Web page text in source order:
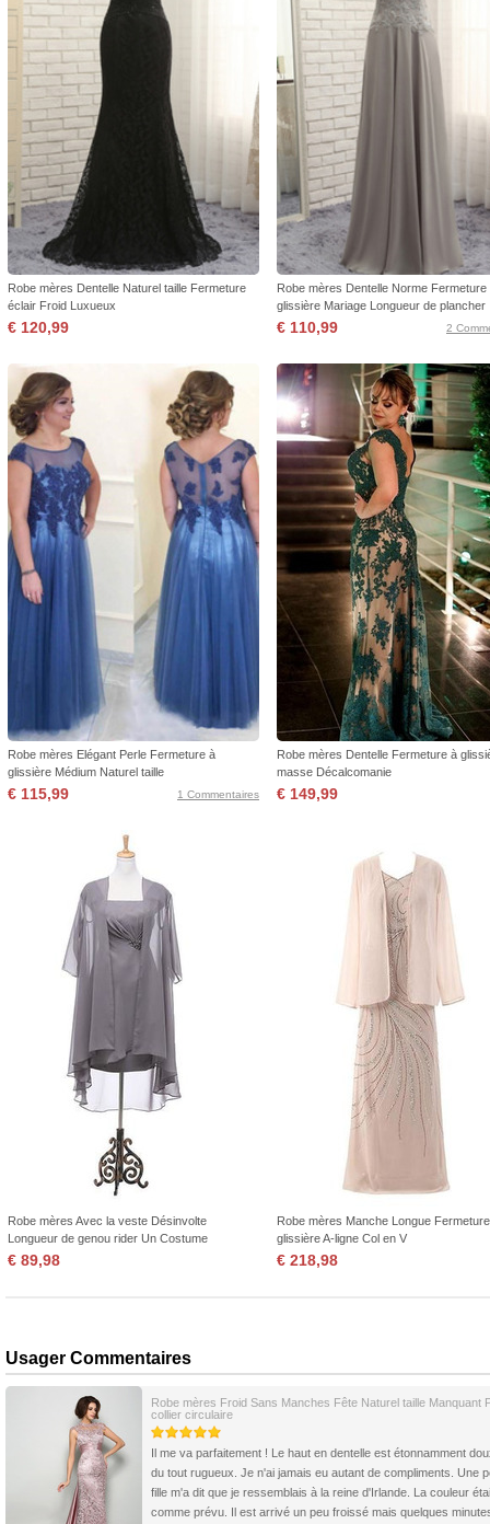
Robe mères Dentelle Naturel taille Fermeture
éclair Froid Luxueux
€ 120,99
Robe mères Dentelle Norme Fermeture
glissière Mariage Longueur de plancher
€ 110,99 2
Robe mères Elégant Perle Fermeture à
glissière Médium Naturel taille
€ 115,99 1 Commentaires
Robe mères Dentelle Fermeture à
masse Décalcomanie
€ 149,99
Robe mères Avec la veste Désinvolte
Longueur de genou rider Un Costume
€ 89,98
Robe mères Manche Longue
glissière A-ligne Col en V
€ 218,98
Usager Commentaires
Robe mères Froid Sans Manches Fête Naturel taille Manquant
collier circulaire
Il me va parfaitement ! Le haut en dentelle est étonnamment
du tout rugueux. Je n'ai jamais eu autant de compliments. Une
fille m'a dit que je ressemblais à la reine d'Irlande. La couleur
comme prévu. Il est arrivé un peu froissé mais quelques